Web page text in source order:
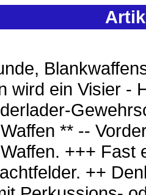
wird ein Visier -
** --
+++ Fast
++